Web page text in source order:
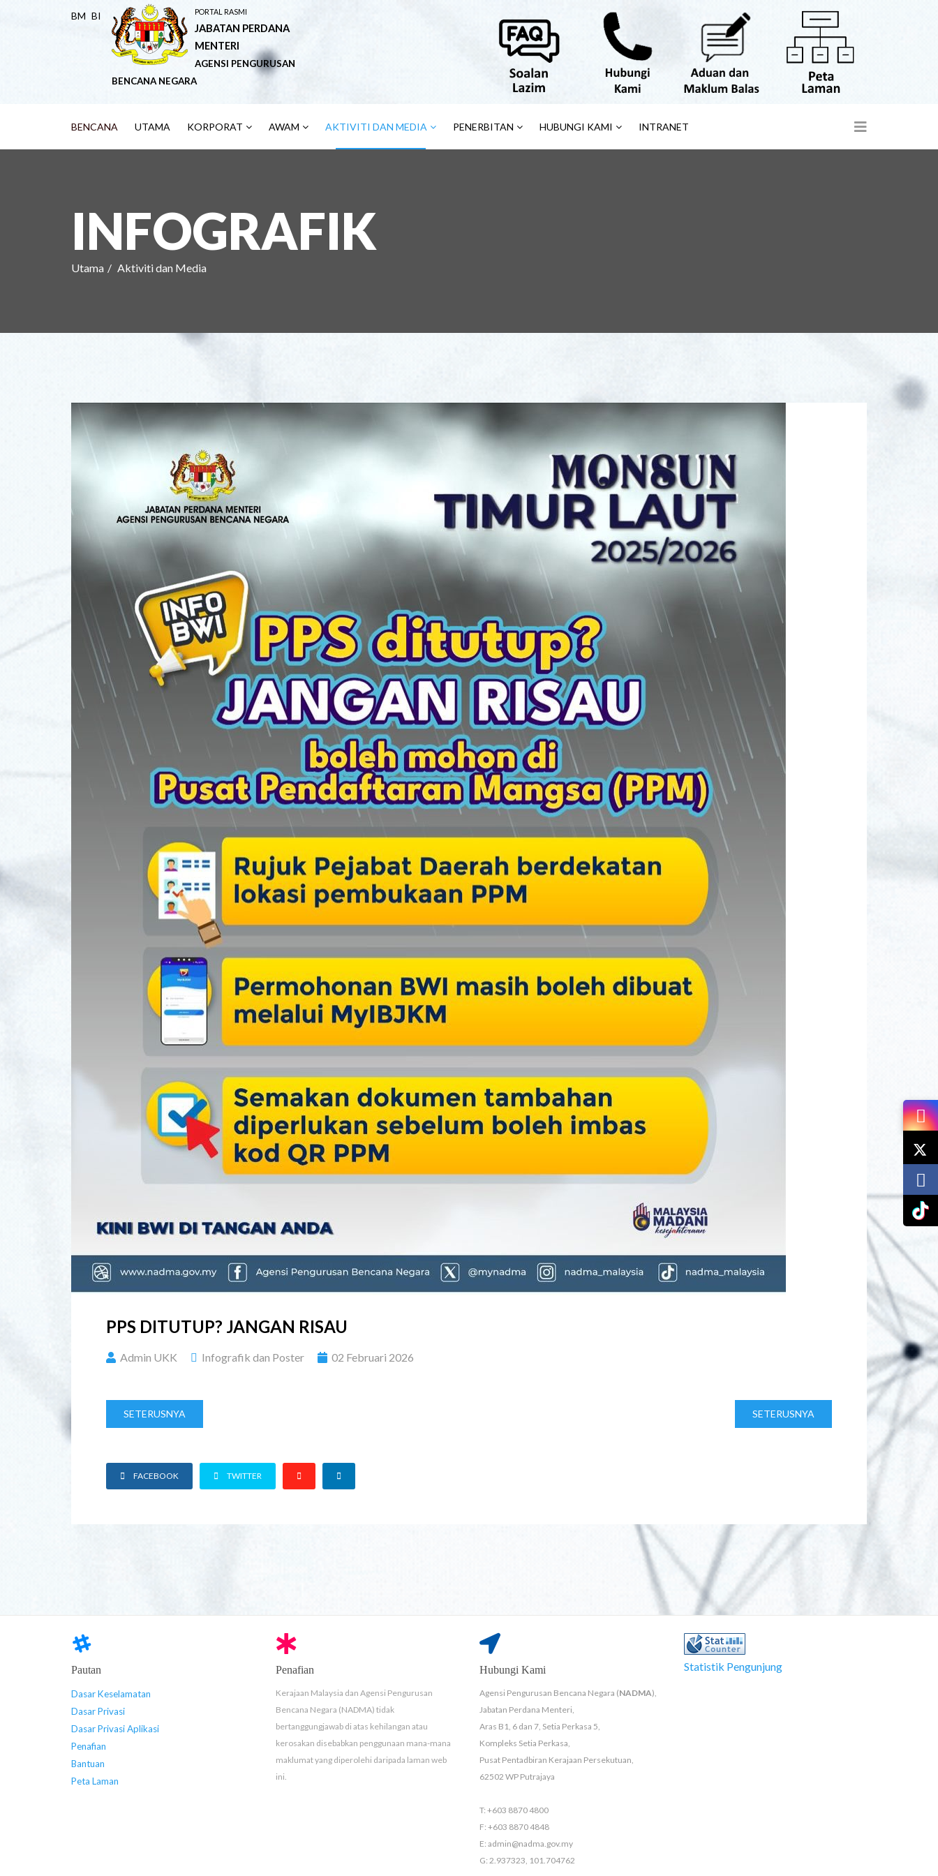
BM BI PORTAL RASMI
JABATAN PERDANA
MENTERI
AGENSI PENGURUSAN
BENCANA NEGARA
BENCANA UTAMA KORPORAT AWAM AKTIVITI DAN MEDIA PENERBITAN HUBUNGI KAMI INTRANET
INFOGRAFIK
Utama Aktiviti dan Media
PPS DITUTUP? JANGAN RISAU
Admin UKK Infografik dan Poster 02 Februari 2026
SETERUSNYA SETERUSNYA
FACEBOOK TWITTER
Pautan
Dasar Keselamatan
Dasar Privasi
Dasar Privasi Aplikasi
Penafian
Bantuan
Peta Laman
Penafian
Kerajaan Malaysia dan Agensi Pengurusan
Bencana Negara (NADMA) tidak
bertanggungjawab di atas kehilangan atau
kerosakan disebabkan penggunaan mana-mana
maklumat yang diperolehi daripada laman web
ini.
Hubungi Kami
Agensi Pengurusan Bencana Negara (NADMA),
Jabatan Perdana Menteri,
Aras B1, 6 dan 7, Setia Perkasa 5,
Kompleks Setia Perkasa,
Pusat Pentadbiran Kerajaan Persekutuan,
62502 WP Putrajaya
T: +603 8870 4800
F: +603 8870 4848
E: admin@nadma.gov.my
G: 2.937323, 101.704762
Statistik Pengunjung